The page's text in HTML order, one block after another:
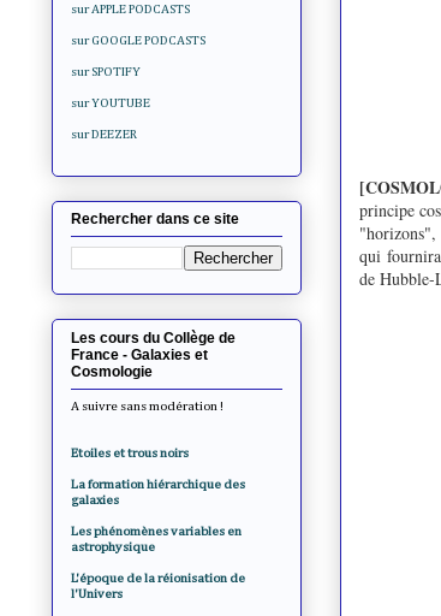
principe
"horizons",
qui
de
sur APPLE PODCASTS
sur GOOGLE PODCASTS
sur SPOTIFY
sur YOUTUBE
sur DEEZER
Rechercher dans ce site
Les cours du Collège de
France - Galaxies et
Cosmologie
A suivre sans modération !
Etoiles et trous noirs
La formation hiérarchique des
galaxies
Les phénomènes variables en
astrophysique
L'époque de la réionisation de
l'Univers